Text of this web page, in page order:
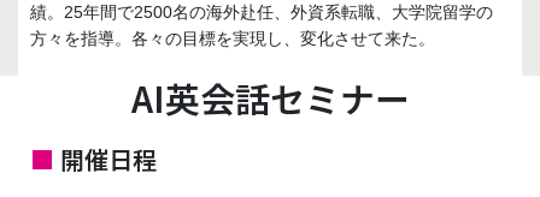
績。25年間で2500名の海外赴任、外資系転職、大学院留学の
方々を指導。各々の目標を実現し、変化させて来た。
AI英会話セミナー
■ 開催日程